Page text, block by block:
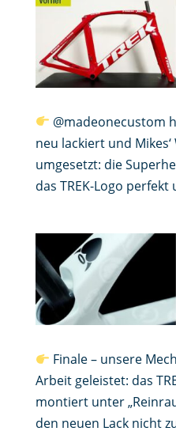
@madeonecustom
neu lackiert und Mikes‘
umgesetzt: die
das TREK-Logo perfekt
Finale – unsere
Arbeit geleistet: das
montiert unter
den neuen Lack nicht